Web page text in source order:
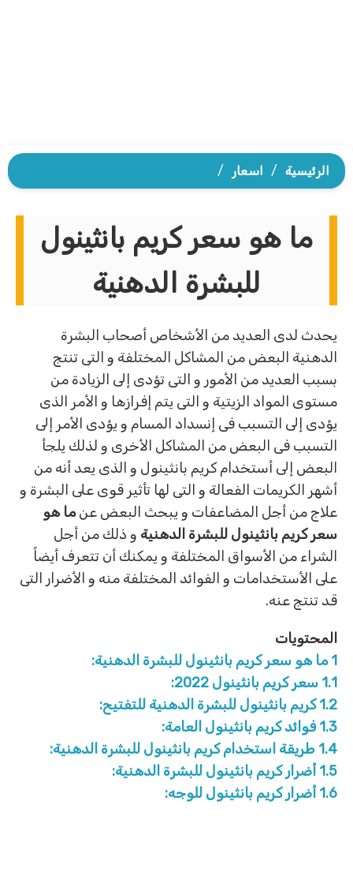
الرئيسية / اسعار /
ما هو سعر كريم بانثينول
للبشرة الدهنية
يحدث لدى العديد من الأشخاص أصحاب البشرة
الدهنية البعض من المشاكل المختلفة و التى تنتج
بسبب العديد من الأمور و التى تؤدى إلى الزيادة من
مستوى المواد الزيتية و التى يتم إفرازها و الأمر الذى
يؤدى إلى التسبب فى إنسداد المسام و يؤدى الأمر إلى
التسبب فى البعض من المشاكل الأخرى و لذلك يلجأ
البعض إلى أستخدام كريم بانثينول و الذى يعد أنه من
أشهر الكريمات الفعالة و التى لها تأثير قوى على البشرة و
علاج من أجل المضاعفات و يبحث البعض عنما هو
سعر كريم بانثينول للبشرة الدهنية و ذلك من أجل
الشراء من الأسواق المختلفة و يمكنك أن تتعرف أيضاً
على الأستخدامات و الفوائد المختلفة منه و الأضرار التى
قد تنتج عنه.
المحتويات
1 ما هو سعر كريم بانثينول للبشرة الدهنية:
1.1 سعر كريم بانثينول 2022:
1.2 كريم بانثينول للبشرة الدهنية للتفتيح:
1.3 فوائد كريم بانثينول العامة:
1.4 طريقة استخدام كريم بانثينول للبشرة الدهنية:
1.5 أضرار كريم بانثينول للبشرة الدهنية:
1.6 أضرار كريم بانثينول للوجه: